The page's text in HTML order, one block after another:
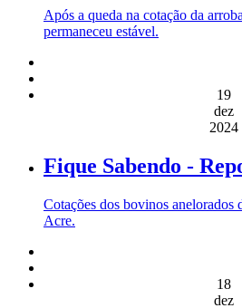
Após a queda na cotação da
permaneceu estável.
19
dez
2024
Fique Sabendo -
Cotações dos bovinos anelorados
Acre.
18
dez